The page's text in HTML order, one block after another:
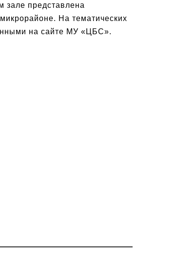
зале представлена
На тематических
на сайте МУ «ЦБС».